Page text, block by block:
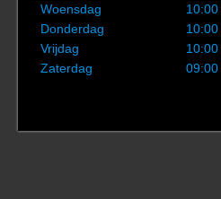
Woensdag
Donderdag
Vrijdag
Zaterdag